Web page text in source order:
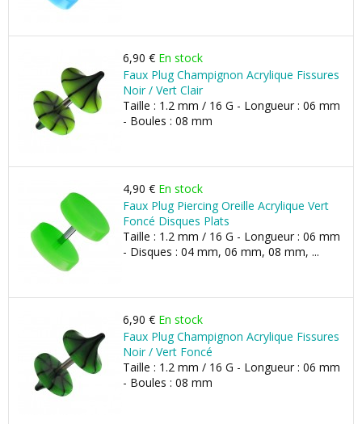
6,90 € En stock
Faux Plug Champignon Acrylique Fissures
Noir / Vert Clair
Taille : 1.2 mm / 16 G - Longueur : 06 mm
- Boules : 08 mm
4,90 € En stock
Faux Plug Piercing Oreille Acrylique Vert
Foncé Disques Plats
Taille : 1.2 mm / 16 G - Longueur : 06 mm
- Disques : 04 mm, 06 mm, 08 mm, ...
6,90 € En stock
Faux Plug Champignon Acrylique Fissures
Noir / Vert Foncé
Taille : 1.2 mm / 16 G - Longueur : 06 mm
- Boules : 08 mm